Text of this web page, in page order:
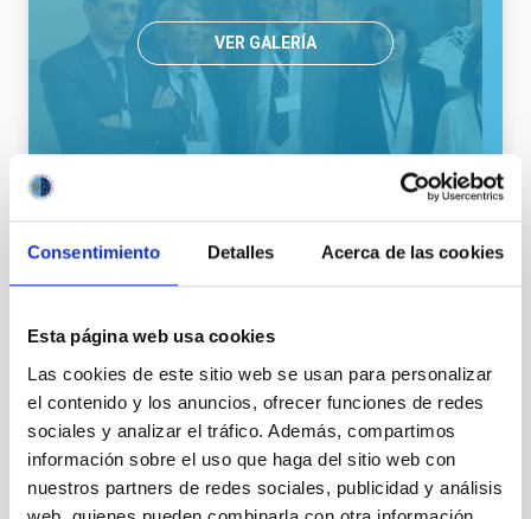
Consentimiento Detalles Acerca de las cookies
Esta página web usa cookies
Las cookies de este sitio web se usan para personalizar
el contenido y los anuncios, ofrecer funciones de redes
sociales y analizar el tráfico. Además, compartimos
información sobre el uso que haga del sitio web con
nuestros partners de redes sociales, publicidad y análisis
VER GALERÍA